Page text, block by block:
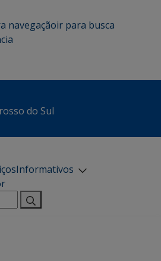
navegaçãoir para busca
do Sul
Informativos